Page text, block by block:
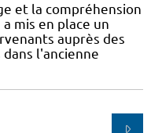
et la compréhension
mis en place un
auprès des
l'ancienne